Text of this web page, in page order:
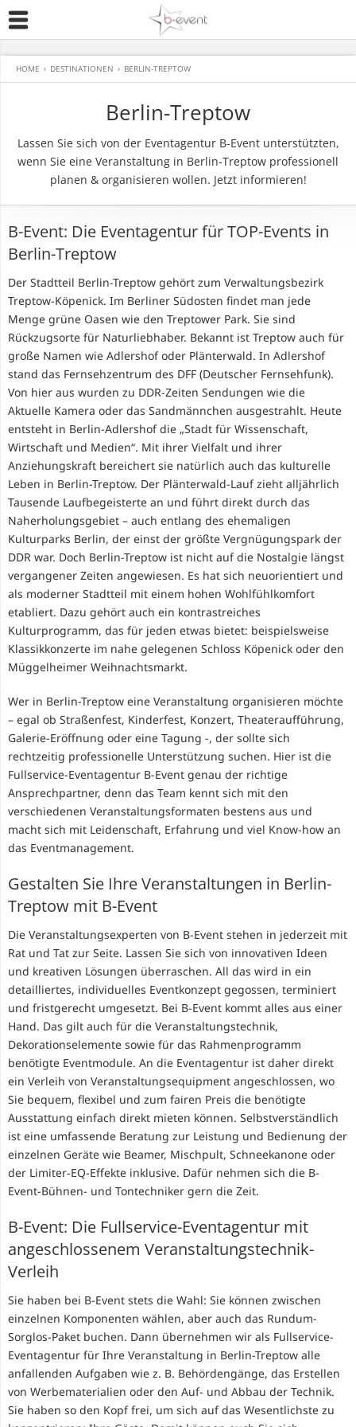
Berlin-Treptow
Lassen Sie sich von der Eventagentur B-Event unterstützten,
wenn Sie eine Veranstaltung in Berlin-Treptow professionell
planen & organisieren wollen. Jetzt informieren!
HOME › DESTINATIONEN › BERLIN-TREPTOW
B-Event: Die Eventagentur für TOP-Events in
Berlin-Treptow
Der Stadtteil Berlin-Treptow gehört zum Verwaltungsbezirk
Treptow-Köpenick. Im Berliner Südosten findet man jede
Menge grüne Oasen wie den Treptower Park. Sie sind
Rückzugsorte für Naturliebhaber. Bekannt ist Treptow auch für
große Namen wie Adlershof oder Plänterwald. In Adlershof
stand das Fernsehzentrum des DFF (Deutscher Fernsehfunk).
Von hier aus wurden zu DDR-Zeiten Sendungen wie die
Aktuelle Kamera oder das Sandmännchen ausgestrahlt. Heute
entsteht in Berlin-Adlershof die „Stadt für Wissenschaft,
Wirtschaft und Medien“. Mit ihrer Vielfalt und ihrer
Anziehungskraft bereichert sie natürlich auch das kulturelle
Leben in Berlin-Treptow. Der Plänterwald-Lauf zieht alljährlich
Tausende Laufbegeisterte an und führt direkt durch das
Naherholungsgebiet – auch entlang des ehemaligen
Kulturparks Berlin, der einst der größte Vergnügungspark der
DDR war. Doch Berlin-Treptow ist nicht auf die Nostalgie längst
vergangener Zeiten angewiesen. Es hat sich neuorientiert und
als moderner Stadtteil mit einem hohen Wohlfühlkomfort
etabliert. Dazu gehört auch ein kontrastreiches
Kulturprogramm, das für jeden etwas bietet: beispielsweise
Klassikkonzerte im nahe gelegenen Schloss Köpenick oder den
Müggelheimer Weihnachtsmarkt.
Wer in Berlin-Treptow eine Veranstaltung organisieren möchte
– egal ob Straßenfest, Kinderfest, Konzert, Theateraufführung,
Galerie-Eröffnung oder eine Tagung -, der sollte sich
rechtzeitig professionelle Unterstützung suchen. Hier ist die
Fullservice-Eventagentur B-Event genau der richtige
Ansprechpartner, denn das Team kennt sich mit den
verschiedenen Veranstaltungsformaten bestens aus und
macht sich mit Leidenschaft, Erfahrung und viel Know-how an
das Eventmanagement.
Gestalten Sie Ihre Veranstaltungen in Berlin-
Treptow mit B-Event
Die Veranstaltungsexperten von B-Event stehen in jederzeit mit
Rat und Tat zur Seite. Lassen Sie sich von innovativen Ideen
und kreativen Lösungen überraschen. All das wird in ein
detailliertes, individuelles Eventkonzept gegossen, terminiert
und fristgerecht umgesetzt. Bei B-Event kommt alles aus einer
Hand. Das gilt auch für die Veranstaltungstechnik,
Dekorationselemente sowie für das Rahmenprogramm
benötigte Eventmodule. An die Eventagentur ist daher direkt
ein Verleih von Veranstaltungsequipment angeschlossen, wo
Sie bequem, flexibel und zum fairen Preis die benötigte
Ausstattung einfach direkt mieten können. Selbstverständlich
ist eine umfassende Beratung zur Leistung und Bedienung der
einzelnen Geräte wie Beamer, Mischpult, Schneekanone oder
der Limiter-EQ-Effekte inklusive. Dafür nehmen sich die B-
Event-Bühnen- und Tontechniker gern die Zeit.
B-Event: Die Fullservice-Eventagentur mit
angeschlossenem Veranstaltungstechnik-
Verleih
Sie haben bei B-Event stets die Wahl: Sie können zwischen
einzelnen Komponenten wählen, aber auch das Rundum-
Sorglos-Paket buchen. Dann übernehmen wir als Fullservice-
Eventagentur für Ihre Veranstaltung in Berlin-Treptow alle
anfallenden Aufgaben wie z. B. Behördengänge, das Erstellen
von Werbematerialien oder den Auf- und Abbau der Technik.
Sie haben so den Kopf frei, um sich auf das Wesentlichste zu